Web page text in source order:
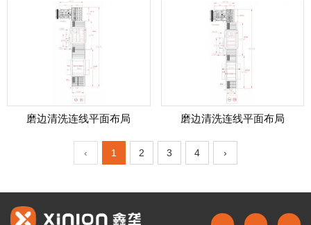
磨边清洗连线平面布局 磨边清洗连线平面布局
‹ 1 2 3 4 ›